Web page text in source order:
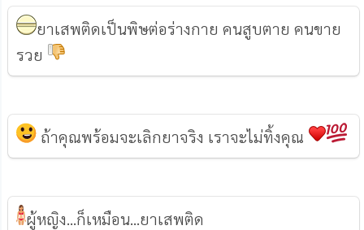
ยาเสพติดเป็นพิษต่อร่างกาย คนสูบตาย คนขาย
รวย
ถ้าคุณพร้อมจะเลิกยาจริง เราจะไม่ทิ้งคุณ
ผู้หญิง...ก็เหมือน...ยาเสพติด